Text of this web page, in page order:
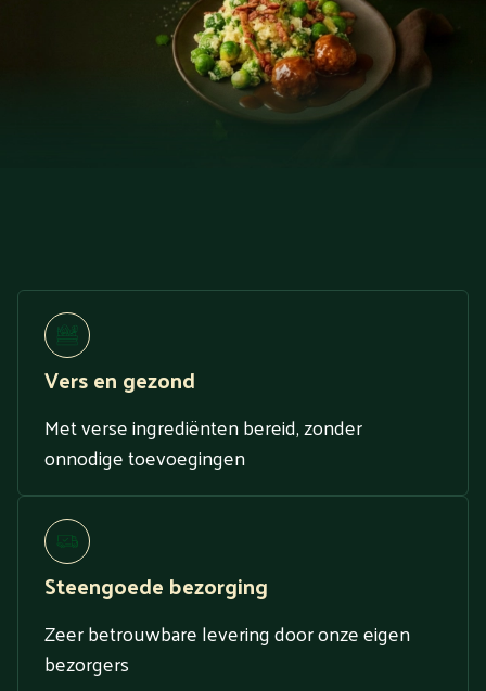
Vers en gezond
Met verse ingrediënten bereid, zonder
onnodige toevoegingen
Steengoede bezorging
Zeer betrouwbare levering door onze eigen
bezorgers